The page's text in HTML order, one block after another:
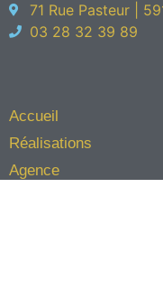
71 Rue Pasteur |
03 28 32 39 89
Accueil
Réalisations
Agence